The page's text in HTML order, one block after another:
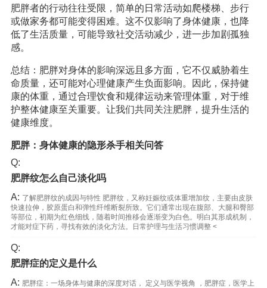
肥胖者的行动往往受限，简单的日常活动如爬楼梯、步行
或做家务都可能变得困难。这不仅影响了身体健康，也降
低了生活质量，可能导致社交活动减少，进一步加剧孤独
感。
总结：肥胖对身体的影响深远且多方面，它不仅威胁着生
命质量，还可能对心理健康产生负面影响。因此，保持健
康的体重，通过合理饮食和规律运动来管理体重，对于维
护整体健康至关重要。让我们共同关注肥胖，提升生活的
健康维度。
肥胖：身体健康的隐形杀手相关问答
Q:
肥胖纹怎么自己淡化吗
A: 了解肥胖纹的成因与特性 肥胖纹，又称妊娠纹或体重增加纹，主要由皮肤
快速拉伸，胶原蛋白和弹性纤维断裂所致。它们通常出现在腹部、大腿和臀部
等部位，初期为红色细线，随着时间推移会逐渐变为白色。明白其形成机制，
才能对症下药，寻找有效的淡化方法。日常护理与生活习惯调整 <
Q:
肥胖症的定义是什么
A: 肥胖症：一场身体与健康的深度对话， 定义与医学视角 ，肥胖症，医学上